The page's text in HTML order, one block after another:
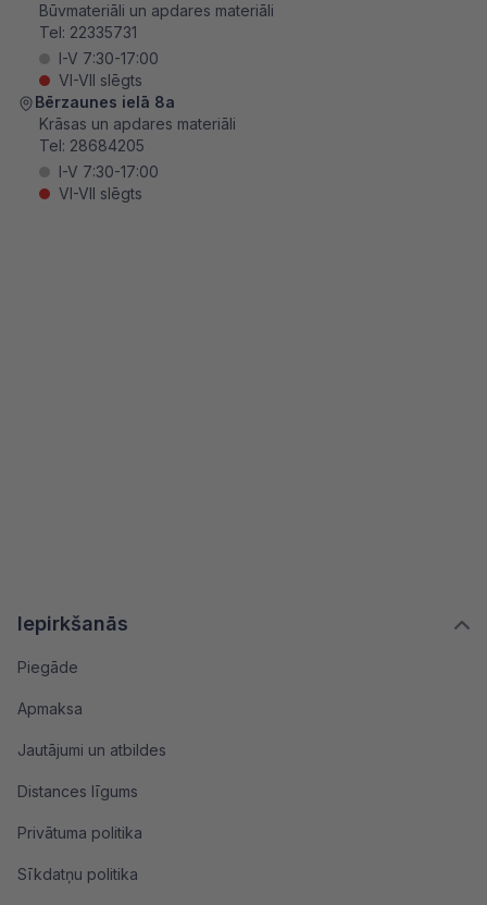
Iepirkšanās
Piegāde
Apmaksa
Jautājumi un atbildes
Distances līgums
Privātuma politika
Sīkdatņu politika
Būvmateriāli un apdares materiāli
Tel: 22335731
I-V 7:30-17:00
VI-VII slēgts
Bērzaunes ielā 8a
Krāsas un apdares materiāli
Tel: 28684205
I-V 7:30-17:00
VI-VII slēgts